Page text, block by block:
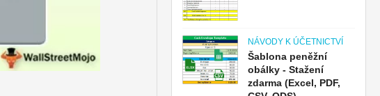
NÁVODY K ÚČETNICTVÍ
Šablona peněžní
obálky - Stažení
zdarma (Excel, PDF,